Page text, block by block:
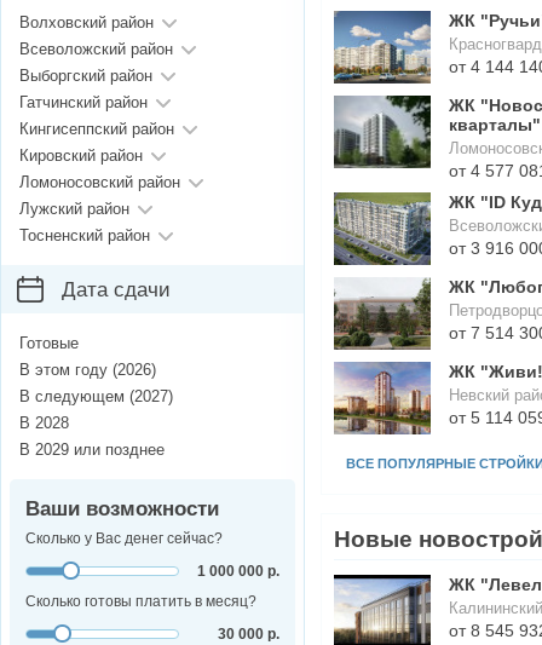
ЖК
от 4 144
ЖК
кварталы"
от 4 577
ЖК "ID
от 3 916
ЖК
от 7 514
ЖК
Невский
от 5 114
ВСЕ ПОПУЛЯРНЫЕ
Новые
ЖК
от 8 545
Волховский район
Всеволожский район
Выборгский район
Гатчинский район
Кингисеппский район
Кировский район
Ломоносовский район
Лужский район
Тосненский район
Дата сдачи
Готовые
В этом году (2026)
В следующем (2027)
В 2028
В 2029 или позднее
Ваши возможности
Сколько у Вас денег сейчас?
1 000 000 р.
Сколько готовы платить в месяц?
30 000 р.